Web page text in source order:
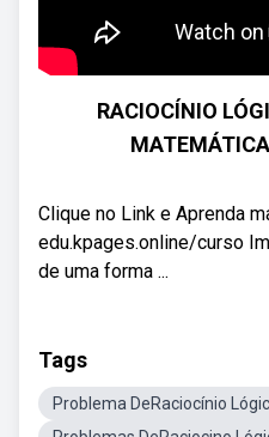
RACIOCÍNIO
Clique no Link e Aprenda
edu.kpages.online/curso
de uma forma ...
Tags
Problema DeRaciocínio